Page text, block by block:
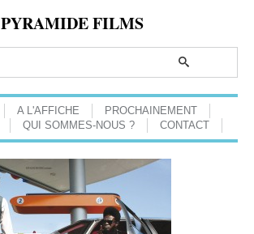
PYRAMIDE FILMS
A L'AFFICHE
PROCHAINEMENT
QUI SOMMES-NOUS ? CONTACT